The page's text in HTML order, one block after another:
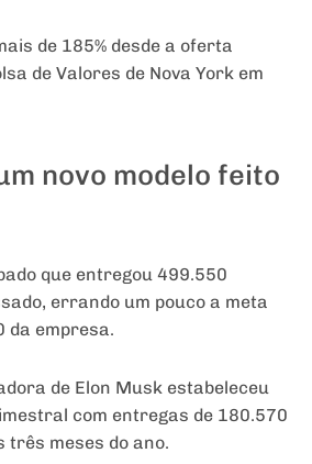
de 185% desde a oferta
de Valores de Nova York em
novo modelo feito
que entregou 499.550
errando um pouco a meta
da empresa.
de Elon Musk estabeleceu
com entregas de 180.570
três meses do ano.